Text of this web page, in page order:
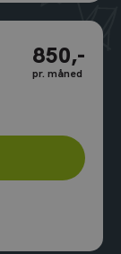
850,-
pr. måned